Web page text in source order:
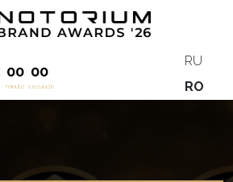
00
minute
00
secunde
RU
RO